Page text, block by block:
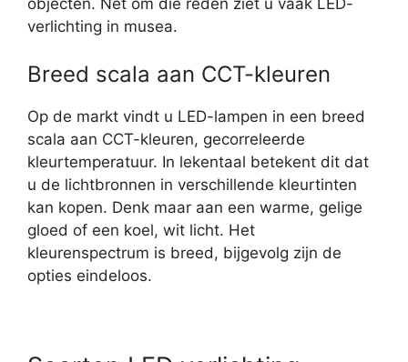
objecten. Net om die reden ziet u vaak LED-
verlichting in musea.
Breed scala aan CCT-kleuren
Op de markt vindt u LED-lampen in een breed
scala aan CCT-kleuren, gecorreleerde
kleurtemperatuur. In lekentaal betekent dit dat
u de lichtbronnen in verschillende kleurtinten
kan kopen. Denk maar aan een warme, gelige
gloed of een koel, wit licht. Het
kleurenspectrum is breed, bijgevolg zijn de
opties eindeloos.